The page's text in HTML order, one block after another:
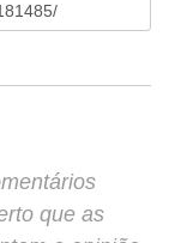
que as